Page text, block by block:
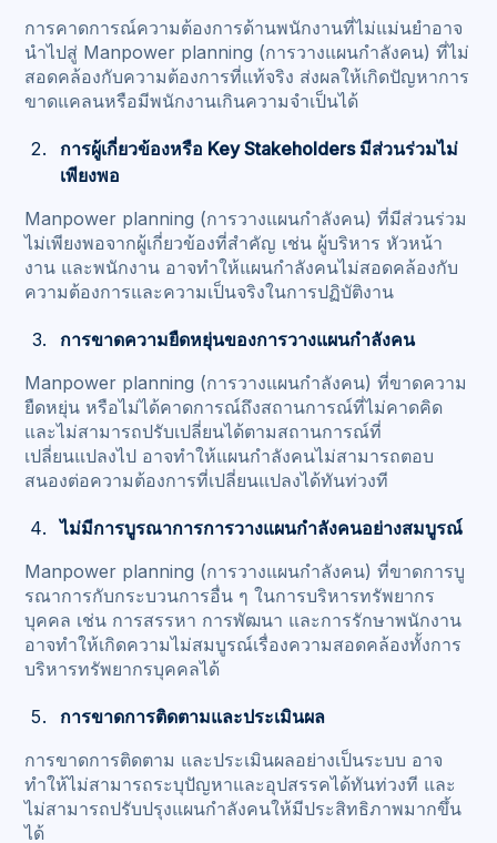
การคาดการณ์ความต้องการด้านพนักงานที่ไม่แม่นยำอาจ
นำไปสู่ Manpower planning (การวางแผนกำลังคน) ที่ไม่
สอดคล้องกับความต้องการที่แท้จริง ส่งผลให้เกิดปัญหาการ
ขาดแคลนหรือมีพนักงานเกินความจำเป็นได้
การผู้เกี่ยวข้องหรือ Key Stakeholders มีส่วนร่วมไม่
เพียงพอ
Manpower planning (การวางแผนกำลังคน) ที่มีส่วนร่วม
ไม่เพียงพอจากผู้เกี่ยวข้องที่สำคัญ เช่น ผู้บริหาร หัวหน้า
งาน และพนักงาน อาจทำให้แผนกำลังคนไม่สอดคล้องกับ
ความต้องการและความเป็นจริงในการปฏิบัติงาน
การขาดความยืดหยุ่นของการวางแผนกำลังคน
Manpower planning (การวางแผนกำลังคน) ที่ขาดความ
ยืดหยุ่น หรือไม่ได้คาดการณ์ถึงสถานการณ์ที่ไม่คาดคิด
และไม่สามารถปรับเปลี่ยนได้ตามสถานการณ์ที่
เปลี่ยนแปลงไป อาจทำให้แผนกำลังคนไม่สามารถตอบ
สนองต่อความต้องการที่เปลี่ยนแปลงได้ทันท่วงที
ไม่มีการบูรณาการการวางแผนกำลังคนอย่างสมบูรณ์
Manpower planning (การวางแผนกำลังคน) ที่ขาดการบู
รณาการกับกระบวนการอื่น ๆ ในการบริหารทรัพยากร
บุคคล เช่น การสรรหา การพัฒนา และการรักษาพนักงาน
อาจทำให้เกิดความไม่สมบูรณ์เรื่องความสอดคล้องทั้งการ
บริหารทรัพยากรบุคคลได้
การขาดการติดตามและประเมินผล
การขาดการติดตาม และประเมินผลอย่างเป็นระบบ อาจ
ทำให้ไม่สามารถระบุปัญหาและอุปสรรคได้ทันท่วงที และ
ไม่สามารถปรับปรุงแผนกำลังคนให้มีประสิทธิภาพมากขึ้น
ได้